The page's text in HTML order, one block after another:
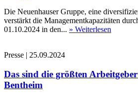
Die Neuenhauser Gruppe, eine
verstärkt die Managementkapazitäten
01.10.2024 in den... » Weiterlesen
Presse | 25.09.2024
Das sind die größten
Bentheim